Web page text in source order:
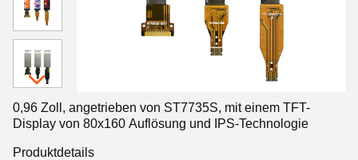
0,96 Zoll, angetrieben von ST7735S, mit einem TFT-
Display von 80x160 Auflösung und IPS-Technologie
Produktdetails